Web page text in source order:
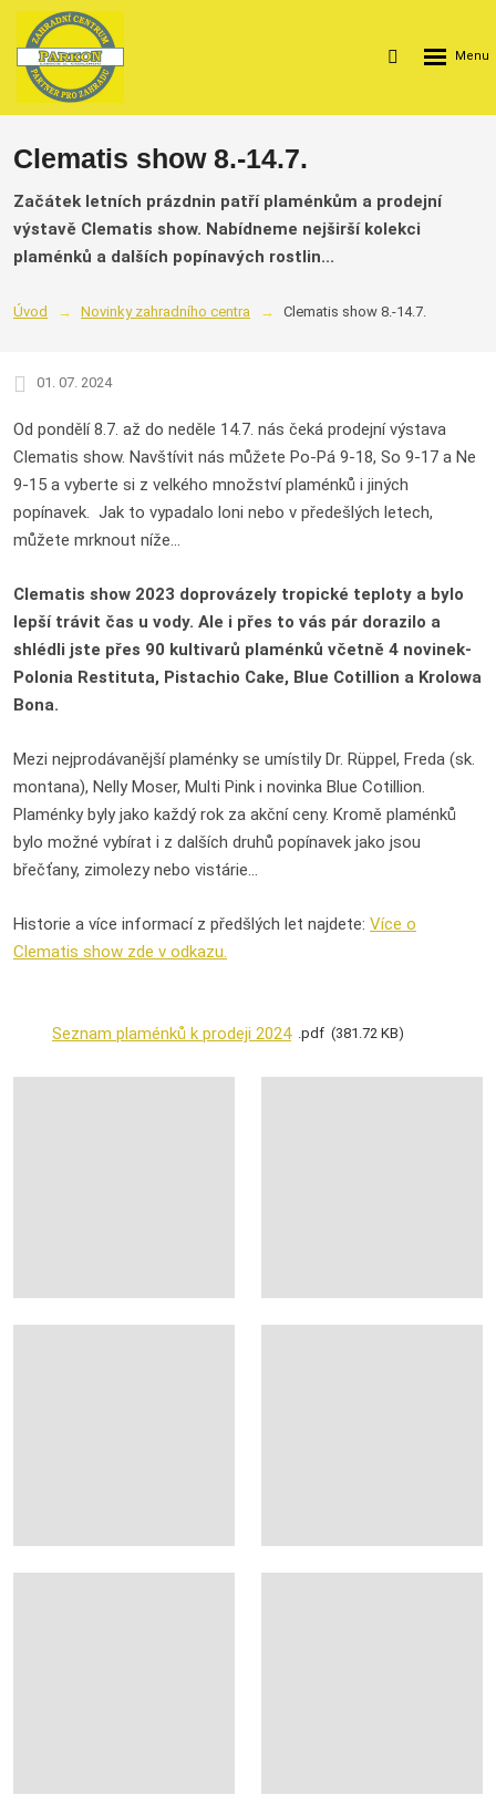
Vyhledávání
Rozbalení
Clematis show 8.-14.7.
Začátek letních prázdnin patří plaménkům a prodejní
výstavě Clematis show. Nabídneme nejširší kolekci
plaménků a dalších popínavých rostlin...
Úvod Novinky zahradního centra Clematis show 8.-14.7.
01. 07. 2024
Od pondělí 8.7. až do neděle 14.7. nás čeká prodejní výstava
Clematis show. Navštívit nás můžete Po-Pá 9-18, So 9-17 a Ne
9-15 a vyberte si z velkého množství plaménků i jiných
popínavek. Jak to vypadalo loni nebo v předešlých letech,
můžete mrknout níže...
Clematis show 2023 doprovázely tropické teploty a bylo
lepší trávit čas u vody. Ale i přes to vás pár dorazilo a
shlédli jste přes 90 kultivarů plaménků včetně 4 novinek-
Polonia Restituta, Pistachio Cake, Blue Cotillion a Krolowa
Bona.
Mezi nejprodávanější plaménky se umístily Dr. Rüppel, Freda (sk.
montana), Nelly Moser, Multi Pink i novinka Blue Cotillion.
Plaménky byly jako každý rok za akční ceny. Kromě plaménků
bylo možné vybírat i z dalších druhů popínavek jako jsou
břečťany, zimolezy nebo vistárie...
Historie a více informací z předšlých let najdete: Více o
Clematis show zde v odkazu.
Seznam plaménků k prodeji 2024 pdf 381.72 KB